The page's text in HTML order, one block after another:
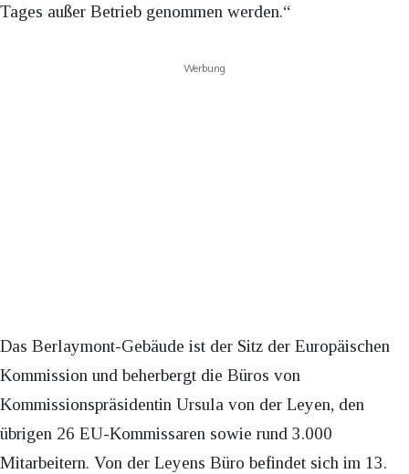
Tages außer Betrieb genommen werden.“
Werbung
Das Berlaymont-Gebäude ist der Sitz der Europäischen
Kommission und beherbergt die Büros von
Kommissionspräsidentin Ursula von der Leyen, den
übrigen 26 EU-Kommissaren sowie rund 3.000
Mitarbeitern. Von der Leyens Büro befindet sich im 13.